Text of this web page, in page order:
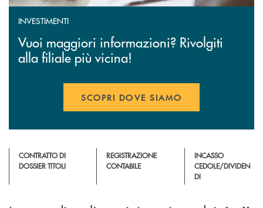
INVESTIMENTI
Vuoi maggiori informazioni? Rivolgiti
alla filiale più vicina!
SCOPRI DOVE SIAMO
CONTRATTO DI
DOSSIER TITOLI
REGISTRAZIONE
CONTABILE
INCASSO
CEDOLE/DIVIDEN
DI